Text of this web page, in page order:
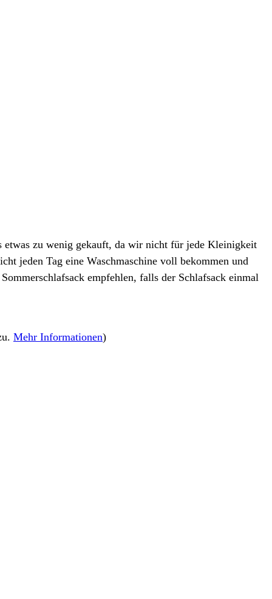
etwas zu wenig gekauft, da wir nicht für jede Kleinigkeit
jeden Tag eine Waschmaschine voll bekommen und
empfehlen, falls der Schlafsack einmal
Mehr Informationen)